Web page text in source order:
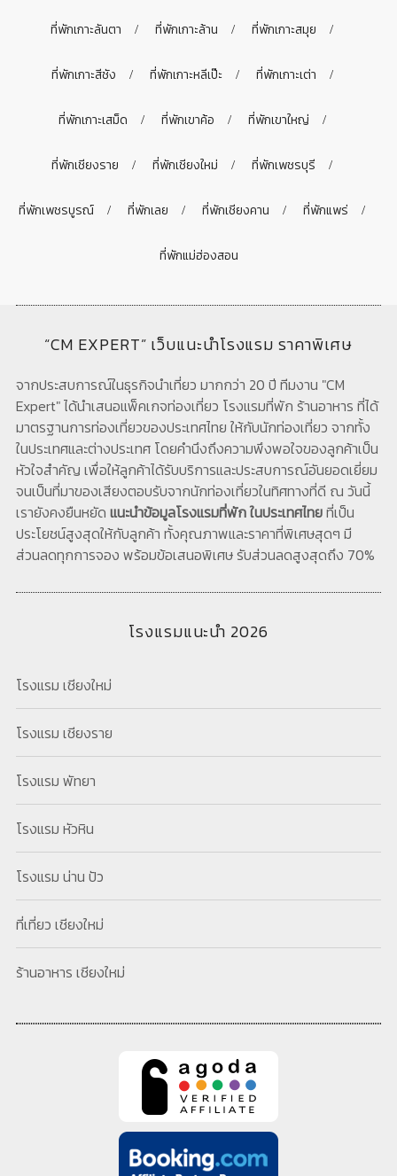
ที่พักเกาะลันตา ที่พักเกาะล้าน ที่พักเกาะสมุย
ที่พักเกาะสีชัง ที่พักเกาะหลีเป๊ะ ที่พักเกาะเต่า
ที่พักเกาะเสม็ด ที่พักเขาค้อ ที่พักเขาใหญ่
ที่พักเชียงราย ที่พักเชียงใหม่ ที่พักเพชรบุรี
ที่พักเพชรบูรณ์ ที่พักเลย ที่พักเชียงคาน ที่พักแพร่
ที่พักแม่ฮ่องสอน
“CM EXPERT” เว็บแนะนำโรงแรม ราคาพิเศษ
จากประสบการณ์ในธุรกิจนำเที่ยว มากกว่า 20 ปี ทีมงาน "CM
Expert" ได้นำเสนอแพ็คเกจท่องเที่ยว โรงแรมที่พัก ร้านอาหาร ที่ได้
มาตรฐานการท่องเที่ยวของประเทศไทย ให้กับนักท่องเที่ยว จากทั้ง
ในประเทศและต่างประเทศ โดยคำนึงถึงความพึงพอใจของลูกค้าเป็น
หัวใจสำคัญ เพื่อให้ลูกค้าได้รับบริการและประสบการณ์อันยอดเยี่ยม
จนเป็นที่มาของเสียงตอบรับจากนักท่องเที่ยวในทิศทางที่ดี ณ วันนี้
เรายังคงยืนหยัด แนะนำข้อมูลโรงแรมที่พัก ในประเทศไทยที่เป็น
ประโยชน์สูงสุดให้กับลูกค้า ทั้งคุณภาพและราคาที่พิเศษสุดๆ มี
ส่วนลดทุกการจอง พร้อมข้อเสนอพิเศษ รับส่วนลดสูงสุดถึง 70%
โรงแรมแนะนำ 2026
โรงแรม เชียงใหม่
โรงแรม เชียงราย
โรงแรม พัทยา
โรงแรม หัวหิน
โรงแรม น่าน ปัว
ที่เที่ยว เชียงใหม่
ร้านอาหาร เชียงใหม่